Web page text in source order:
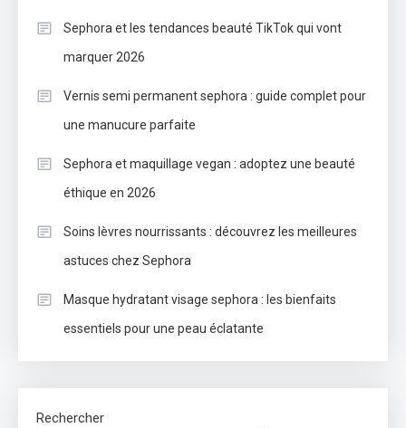
Sephora et les tendances beauté TikTok qui vont
marquer 2026
Vernis semi permanent sephora : guide complet pour
une manucure parfaite
Sephora et maquillage vegan : adoptez une beauté
éthique en 2026
Soins lèvres nourrissants : découvrez les meilleures
astuces chez Sephora
Masque hydratant visage sephora : les bienfaits
essentiels pour une peau éclatante
Rechercher